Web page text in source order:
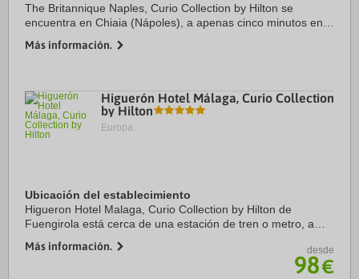
The Britannique Naples, Curio Collection by Hilton se
encuentra en Chiaia (Nápoles), a apenas cinco minutos en
Nacional de Nápoles. Además, este hotel de ...
Más información.
Higuerón Hotel Málaga, Curio Collection
by Hilton
Europa.
Ubicación del establecimiento
Higueron Hotel Malaga, Curio Collection by Hilton de
Fuengirola está cerca de una estación de tren o metro, a
Carvajal. Además, este hotel de playa ...
Más información. desde
98€